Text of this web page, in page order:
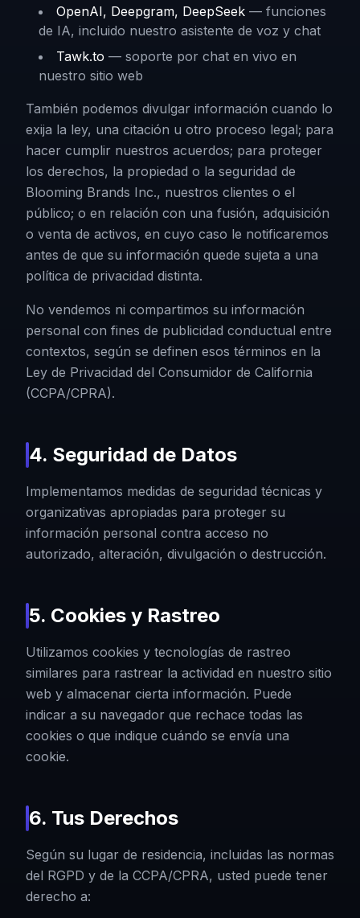
OpenAI, Deepgram, DeepSeek — funciones
de IA, incluido nuestro asistente de voz y chat
Tawk.to — soporte por chat en vivo en
nuestro sitio web
También podemos divulgar información cuando lo
exija la ley, una citación u otro proceso legal; para
hacer cumplir nuestros acuerdos; para proteger
los derechos, la propiedad o la seguridad de
Blooming Brands Inc., nuestros clientes o el
público; o en relación con una fusión, adquisición
o venta de activos, en cuyo caso le notificaremos
antes de que su información quede sujeta a una
política de privacidad distinta.
No vendemos ni compartimos su información
personal con fines de publicidad conductual entre
contextos, según se definen esos términos en la
Ley de Privacidad del Consumidor de California
(CCPA/CPRA).
4. Seguridad de Datos
Implementamos medidas de seguridad técnicas y
organizativas apropiadas para proteger su
información personal contra acceso no
autorizado, alteración, divulgación o destrucción.
5. Cookies y Rastreo
Utilizamos cookies y tecnologías de rastreo
similares para rastrear la actividad en nuestro sitio
web y almacenar cierta información. Puede
indicar a su navegador que rechace todas las
cookies o que indique cuándo se envía una
cookie.
6. Tus Derechos
Según su lugar de residencia, incluidas las normas
del RGPD y de la CCPA/CPRA, usted puede tener
derecho a: